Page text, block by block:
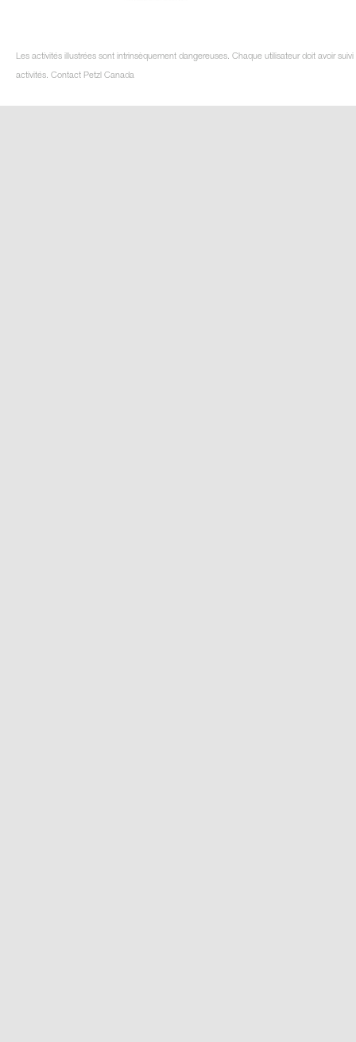
Les activités illustrées sont intrinsèquement dangereuses. Chaque utilisateur doit avoir
activités. Contact Petzl Canada